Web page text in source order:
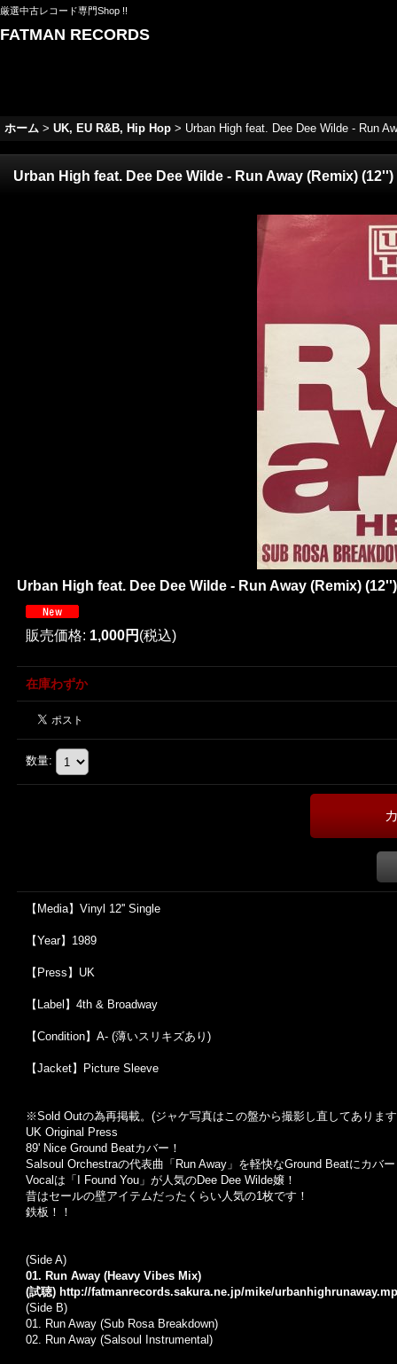
厳選中古レコード専門Shop !!
FATMAN RECORDS
ホーム > UK, EU R&B, Hip Hop > Urban High feat. Dee Dee Wilde - Run
Urban High feat. Dee Dee Wilde - Run Away (Remix) (12'')
Urban High feat. Dee Dee Wilde - Run Away (Remix) (12'')
販売価格: 1,000円 (税込)
在庫わずか
数量:
【Media】Vinyl 12'' Single
【Year】1989
【Press】UK
【Label】4th & Broadway
【Condition】A- (薄いスリキズあり)
【Jacket】Picture Sleeve
※Sold Outの為再掲載。 (ジャケ写真はこの盤から撮影し直してありま
UK Original Press
89' Nice Ground Beatカバー！
Salsoul Orchestraの代表曲「Run Away」を軽快なGround Beatにカバ
Vocalは「I Found You」が人気のDee Dee Wilde嬢！
昔はセールの壁アイテムだったくらい人気の1枚です！
鉄板！！
(Side A)
01. Run Away (Heavy Vibes Mix)
(試聴) http://fatmanrecords.sakura.ne.jp/mike/
(Side B)
01. Run Away (Sub Rosa Breakdown)
02. Run Away (Salsoul Instrumental)